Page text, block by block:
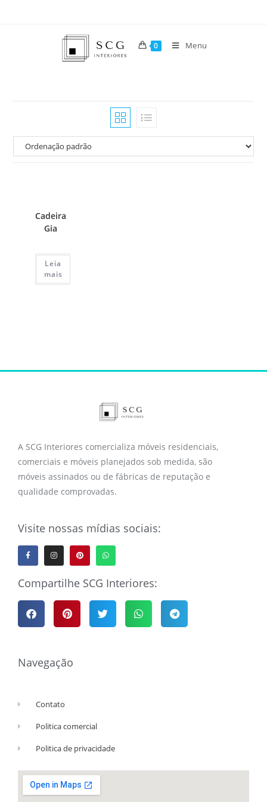
0 Menu
Cadeira
Gia
Leia
mais
A SCG Interiores comercializa móveis residenciais,
comerciais e móveis planejados sob medida, são
móveis assinados ou de fábricas de reputação e
qualidade comprovadas.
Visite nossas mídias sociais:
Compartilhe SCG Interiores:
Navegação
Contato
Politica comercial
Politica de privacidade